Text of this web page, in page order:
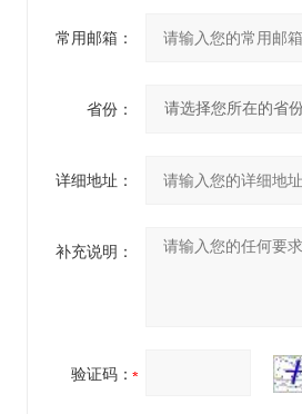
常用邮箱：
省份：
详细地址：
补充说明：
验证码：